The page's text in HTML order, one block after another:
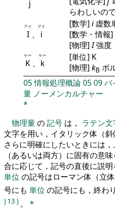
j
らわしいの
I
アイ
、 i
アイ [数学] i虚数
[数学・情報]
[物理]I強度
K
ケー
、 k
ケー
[単位] K
[物理] kB ボ
05情報処理概論0509バ
量 ノーメンカルチャー
*
物理量の記号 は， ラテン文
文字を用い，イタリック体（
さらに明確にしたいときには
（あるいは両方）に固有の意
合に応じて，記号の直後に説明
単位の記号はローマン体（立
号にも 単位の記号にも，終わ
) 13 ) 。 *